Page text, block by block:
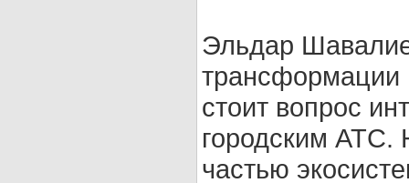
Эльдар
стоит вопрос
городским АТС.
частью